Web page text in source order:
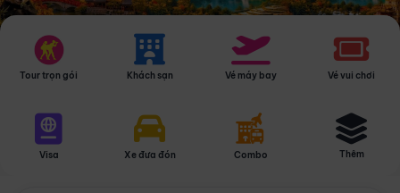
Tour trọn gói Khách sạn Vé máy bay Vé vui chơi
Visa Xe đưa đón Combo Thêm